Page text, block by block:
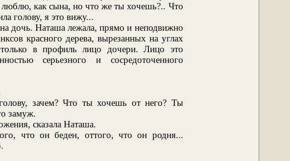
как сына, но что же ты хочешь?.. Что
голову, я это вижу...
дочь. Наташа лежала, прямо и неподвижно
красного дерева, вырезанных на углах
в профиль лицо дочери. Лицо это
серьезного и сосредоточенного
зачем? Что ты хочешь от него? Ты
замуж.
сказала Наташа.
что он беден, оттого, что он родня...